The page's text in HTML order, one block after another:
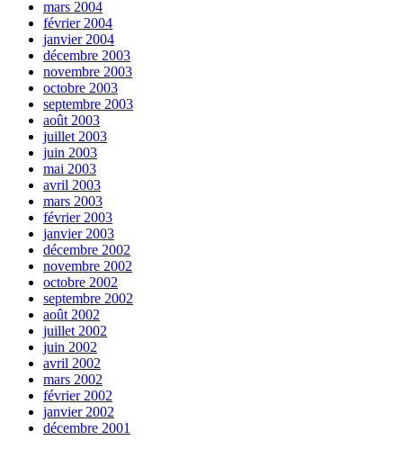
mars 2004
février 2004
janvier 2004
décembre 2003
novembre 2003
octobre 2003
septembre 2003
août 2003
juillet 2003
juin 2003
mai 2003
avril 2003
mars 2003
février 2003
janvier 2003
décembre 2002
novembre 2002
octobre 2002
septembre 2002
août 2002
juillet 2002
juin 2002
avril 2002
mars 2002
février 2002
janvier 2002
décembre 2001